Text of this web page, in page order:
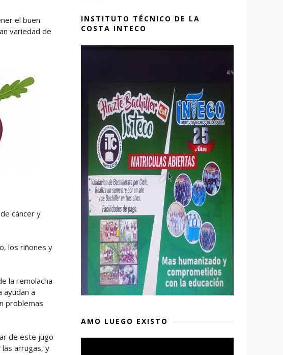
el buen
variedad de
cáncer y
los riñones y
la remolacha
ayudan a
problemas
de este jugo
arrugas, y
INSTITUTO TÉCNICO DE LA
COSTA INTECO
AMO LUEGO EXISTO